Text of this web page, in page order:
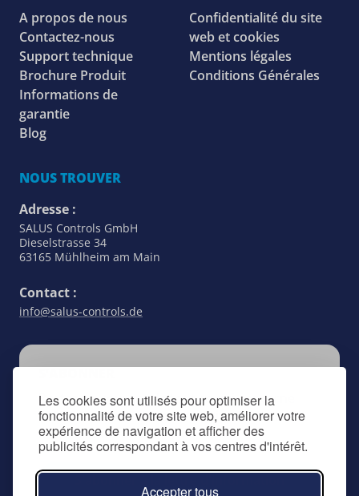
Les cookies sont utilisés pour optimiser la
fonctionnalité de votre site web, améliorer votre
expérience de navigation et afficher des
publicités correspondant à vos centres d'intérêt.
Accepter tous
A propos de nous
Contactez-nous
Support technique
Brochure Produit
Informations de
garantie
Blog
Confidentialité du site
web et cookies
Mentions légales
Conditions Générales
NOUS TROUVER
Adresse :
SALUS Controls GmbH
Dieselstrasse 34
63165 Mühlheim am Main
Contact :
info@salus-controls.de
S’ABONNER
Restez au courant de tout ce qui concerne
SALUS Controls en vous inscrivant à notre
lettre d’information.